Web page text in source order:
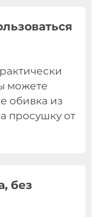
можете
обивка из
просушку от
без